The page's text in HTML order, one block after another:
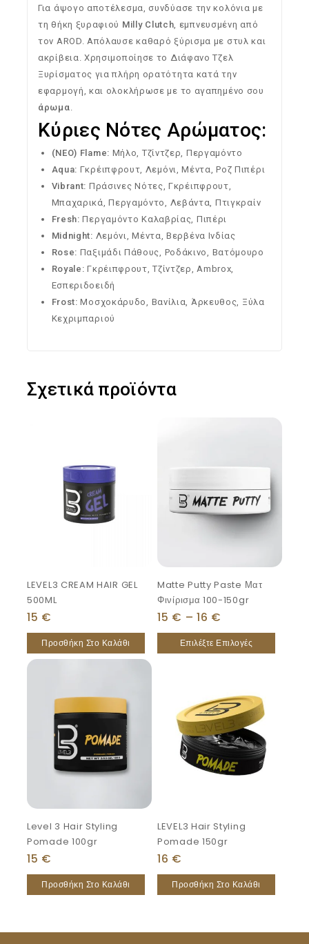
Για άψογο αποτέλεσμα, συνδύασε την κολόνια με
τη θήκη ξυραφιού Milly Clutch , εμπνευσμένη από
τον AROD. Απόλαυσε καθαρό ξύρισμα με στυλ και
ακρίβεια. Χρησιμοποίησε το Διάφανο Τζελ
Ξυρίσματος για πλήρη ορατότητα κατά την
εφαρμογή, και ολοκλήρωσε με το αγαπημένο σου
άρωμα
Κύριες Νότες Αρώματος:
(ΝΕΟ) Flame: Μήλο, Τζίντζερ, Περγαμόντο
Aqua: Γκρέιπφρουτ, Λεμόνι, Μέντα, Ροζ Πιπέρι
Vibrant: Πράσινες Νότες, Γκρέιπφρουτ,
Μπαχαρικά, Περγαμόντο, Λεβάντα, Πτιγκραίν
Fresh: Περγαμόντο Καλαβρίας, Πιπέρι
Midnight: Λεμόνι, Μέντα, Βερβένα Ινδίας
Rose: Παξιμάδι Πάθους, Ροδάκινο, Βατόμουρο
Royale: Γκρέιπφρουτ, Τζίντζερ, Ambrox,
Εσπεριδοειδή
Frost: Μοσχοκάρυδο, Βανίλια, Άρκευθος, Ξύλα
Κεχριμπαριού
Σχετικά προϊόντα
LEVEL3 CREAM HAIR GEL
500ML
15 €
Προσθήκη Στο Καλάθι
Matte Putty Paste Ματ
Φινίρισμα 100-150gr
15 € – 16 €
Επιλέξτε Επιλογές
Level 3 Hair Styling
Pomade 100gr
15 €
Προσθήκη Στο Καλάθι
LEVEL3 Hair Styling
Pomade 150gr
16 €
Προσθήκη Στο Καλάθι